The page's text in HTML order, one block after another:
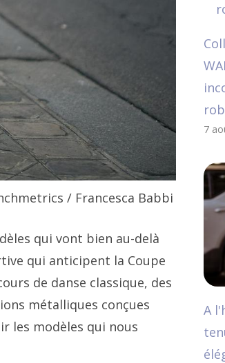
/ Francesca Babbi
qui vont bien au-delà
qui anticipent la Coupe
de danse classique, des
métalliques conçues
les modèles qui nous
7
A